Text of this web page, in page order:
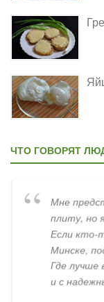
ЧТО ГОВОРЯТ
Хинкали